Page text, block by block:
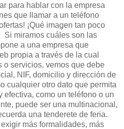
para hablar con la empresa
que llamar a un teléfono
¡Qué imagen tan poco
Si miramos cuáles son las
a una empresa que
propia a través de la cual
o servicios, vemos que debe
NIF, domicilio y dirección de
cualquier otro dato que permita
efectiva, como un teléfono o un
puede ser una multinacional,
una tenderete de feria.
más formalidades, más